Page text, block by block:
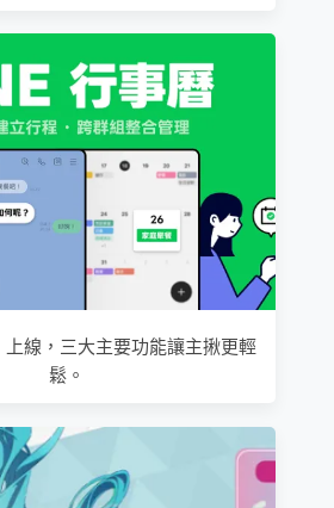
上線，三大主要功能讓主揪更輕
鬆。